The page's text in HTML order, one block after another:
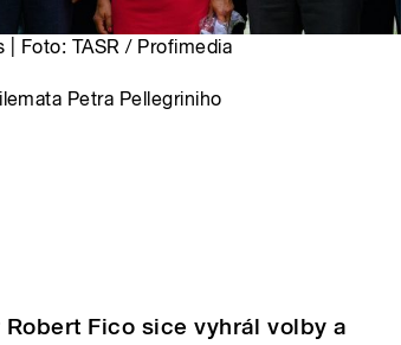
| Foto: TASR / Profimedia
Petra Pellegriniho
Fico sice vyhrál volby a